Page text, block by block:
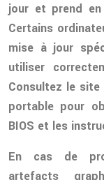
jour et prend en
Certains
mise à jour
utiliser
Consultez le
portable pour
BIOS et les
En cas de
artefacts